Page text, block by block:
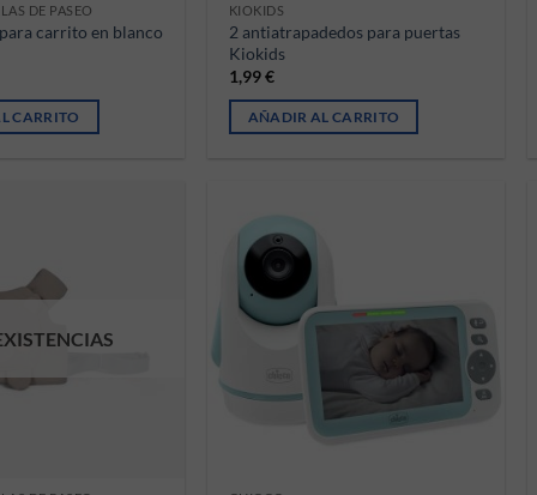
DE PASEO
carrito en blanco
CARRITO
KIOKIDS
2 antiatrapadedos para puertas
Kiokids
1,99€
AÑADIR AL CARRITO